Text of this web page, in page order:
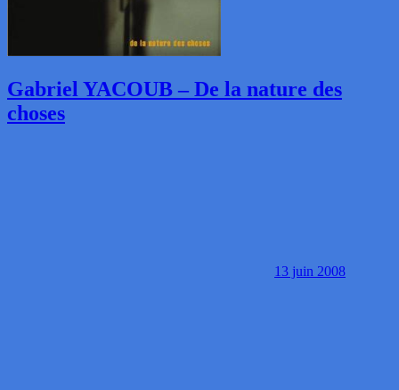
Gabriel YACOUB – De la nature des
choses
13 juin 2008